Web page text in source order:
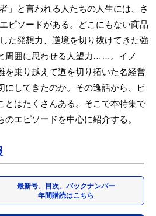
者」と言われる人たちの人生には、さ
ピソードがある。どこにもない商品
た発想力、逆境を切り抜けてきた強
周囲に思わせる人望力……。イノ
を乗り越えて道を切り拓いた名経営
にしてきたのか。その逸話から、ビ
とはたくさんある。そこで本特集で
エピソードを中心に紹介する。
最新号、目次、バックナンバー
年間購読はこちら